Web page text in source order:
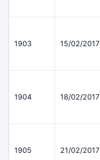
1903 15/02/2017
1904 18/02/2017
1905 21/02/2017